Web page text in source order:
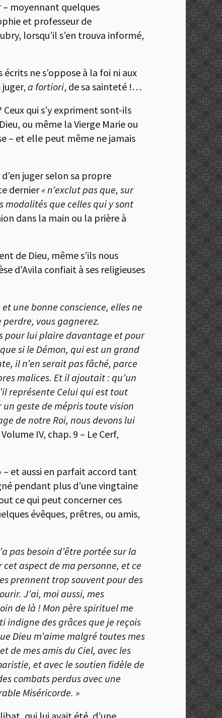
– moyennant quelques
et professeur de
lorsqu’il s’en trouva informé,
écrits ne s’oppose à la foi ni aux
a fortiori, de sa sainteté !…
qui s’y expriment sont-ils
ou même la Vierge Marie ou
– et elle peut même ne jamais
juger selon sa propre
dernier« n’exclut pas que, sur
modalités que celles qui y sont
dans la main ou la prière à
de Dieu, même s’ils nous
d’Avila confiait à ses religieuses
une bonne conscience, elles ne
vous gagnerez.
pour lui plaire davantage et pour
si le Démon, qui est un grand
il n’en serait pas fâché, parce
malices. Et il ajoutait : qu’un
représente Celui qui est tout
geste de mépris toute vision
de notre Roi, nous devons lui
Volume IV, chap. 9 – Le Cerf,
– et aussi en parfait accord tant
pendant plus d’une vingtaine
ce qui peut concerner ces
évêques, prêtres, ou amis,
pas besoin d’être portée sur la
aspect de ma personne, et ce
prennent trop souvent pour des
J’ai, moi aussi, mes
de là ! Mon père spirituel me
indigne des grâces que je reçois
Dieu m’aime malgré toutes mes
de mes amis du Ciel, avec les
et avec le soutien fidèle de
combats perdus avec une
Miséricorde. »